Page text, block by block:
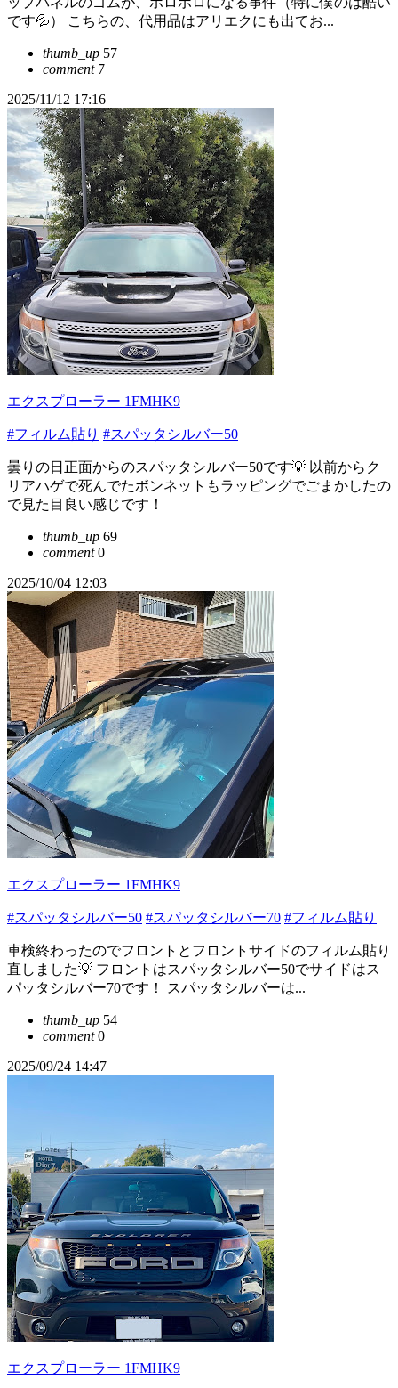
です💦） こちらの、代用品はアリエクにも出てお...
thumb_up 57
comment7
2025/11/12 17:16
エクスプローラー 1FMHK9
#フィルム貼り #スパッタシルバー50
曇りの日正面からのスパッタシルバー50です💡 以前からク
リアハゲで死んでたボンネットもラッピングでごまかしたの
で見た目良い感じです！
thumb_up 69
comment0
2025/10/04 12:03
エクスプローラー 1FMHK9
#スパッタシルバー50 #スパッタシルバー70 #フィルム貼り
車検終わったのでフロントとフロントサイドのフィルム貼り
直しました💡 フロントはスパッタシルバー50でサイドはス
パッタシルバー70です！ スパッタシルバーは...
thumb_up 54
comment0
2025/09/24 14:47
エクスプローラー 1FMHK9